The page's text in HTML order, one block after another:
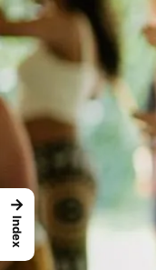
→
Index